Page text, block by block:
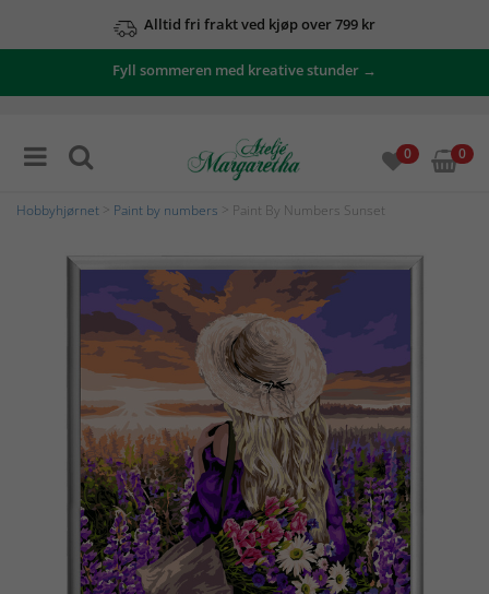
Alltid fri frakt ved kjøp over 799 kr
Fyll sommeren med kreative stunder →
0 0
Hobbyhjørnet Paint by numbers > Paint By Numbers Sunset